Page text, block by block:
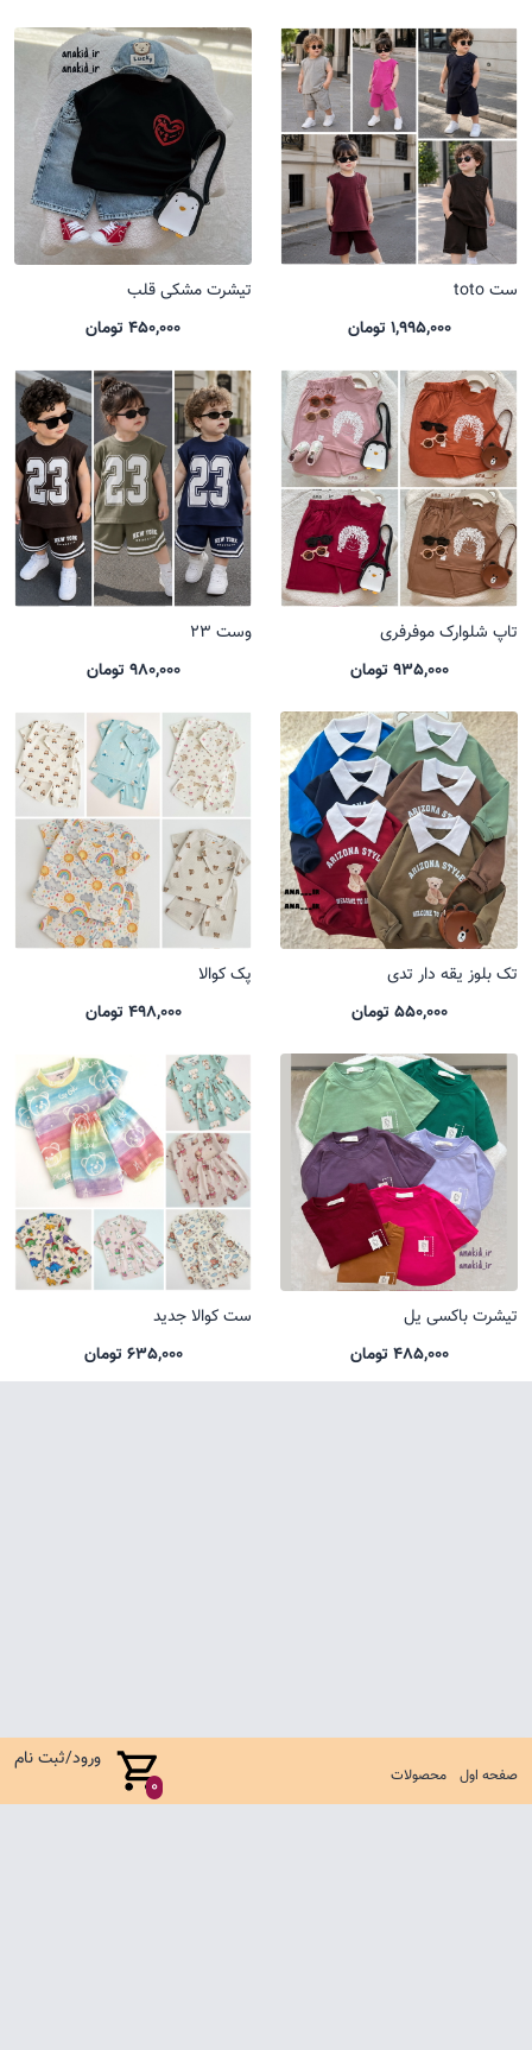
صفحه اول محصولات 0
ورود/ثبت نام
ست toto
1,995,000 تومان
تیشرت مشکی قلب
450,000 تومان
تاپ شلوارک موفرفری
935,000 تومان
وست 23
980,000 تومان
تک بلوز یقه دار تدی
550,000 تومان
پک کوالا
498,000 تومان
تیشرت باکسی یل
485,000 تومان
ست کوالا جدید
635,000 تومان